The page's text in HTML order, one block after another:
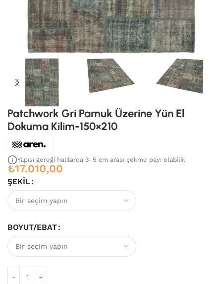
Patchwork Gri Pamuk Üzerine Yün El
Dokuma Kilim-150×210
Yapısı gereği halılarda 3-5 cm arası çekme payı olabilir.
₺17.010,00
ŞEKIL
BOYUT/EBAT